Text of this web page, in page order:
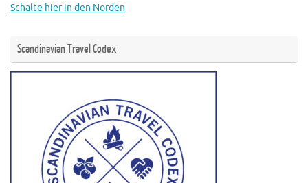
Schalte hier in den Norden
Scandinavian Travel Codex